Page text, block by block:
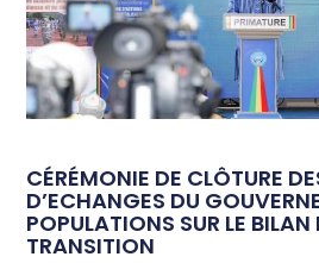
CÉRÉMONIE DE CLÔTURE
D’ECHANGES DU
POPULATIONS SUR LE
TRANSITION